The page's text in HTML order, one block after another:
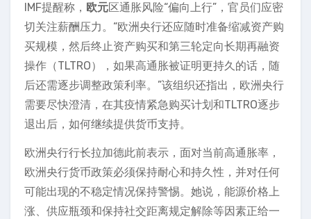
IMF提醒称， 欧元区通胀风险“偏向上行”，官员们应密
切关注薪酬压力。“欧洲央行还应随时准备缩减资产购
买规模，然后终止资产购买和第三轮定向长期再融资
操作（TLTRO），如果高通胀被证明更持久的话，随
后还需逐步调整政策利率。”该组织还指出，欧洲央行
需要尽快澄清，在其疫情紧急购买计划和TLTRO逐步
退出后，如何继续提供货币支持。
欧洲央行行长拉加德此前表示，面对当前高通胀率，
欧洲央行货币政策必须保持耐心和持久性，并对任何
可能出现的不稳定情况保持警惕。她说，能源价格上
涨、供应瓶颈和保持社交距离规定解除等因素正给一